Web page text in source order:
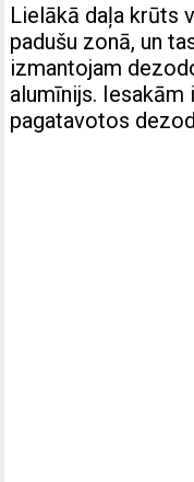
Lielākā daļa krūts
padušu zonā, un
izmantojam
alumīnijs.
pagatavotos